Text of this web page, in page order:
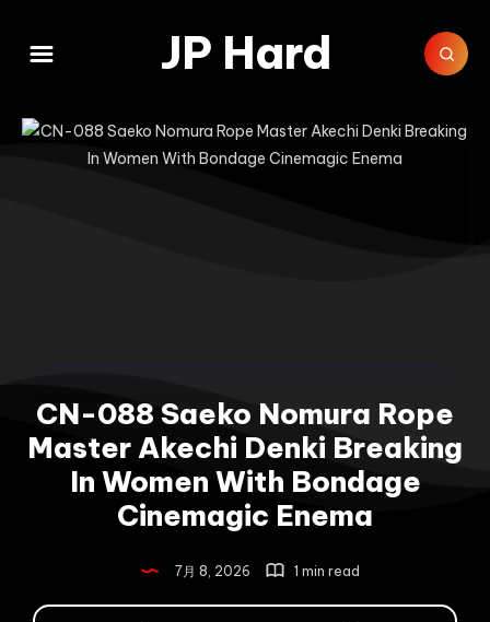
JP Hard
CN-088 Saeko Nomura Rope
Master Akechi Denki Breaking
In Women With Bondage
Cinemagic Enema
7月 8, 2026 1 min read